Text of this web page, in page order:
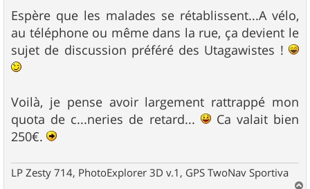
Espère que les malades se rétablissent...A vélo,
au téléphone ou même dans la rue, ça devient le
sujet de discussion préféré des Utagawistes !
Voilà, je pense avoir largement rattrappé mon
quota de c...neries de retard...
Ca valait bien
250€.
LP Zesty 714, PhotoExplorer 3D v.1, GPS TwoNav Sportiva